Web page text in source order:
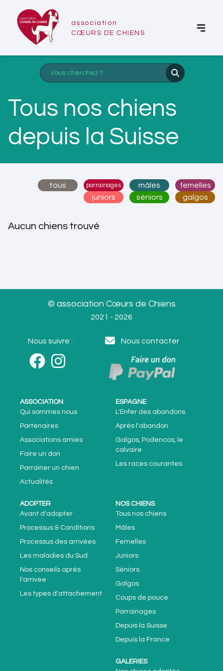
association
CŒURS DE CHIENS
Tous nos chiens
depuis la Suisse
tous parrainages mâles
femelles
juniors
séniors galgos
Aucun chiens trouvé
© association Cœurs de Chiens
2021 - 2026
Nous suivre : Nous contacter
ASSOCIATION
Qui sommes nous
Partenaires
Associations amies
Faire un don
Parrainer un chien
Actualités
ESPAGNE
L'Enfer des abandons
Après l'abandon
Galgos, Podencos, le
calvaire
Les races courantes
ADOPTER
Avant d'adopter
Processus & Conditions
Processus des arrivées
Les maladies du Sud
Nos conseils après
l'arrivée
Les types d'attachement
NOS CHIENS
Tous nos chiens
Mâles
Femelles
Juniors
Séniors
Galgos
Coups de pouce
Parrainages
Depuis la Suisse
Depuis la France
GALERIES